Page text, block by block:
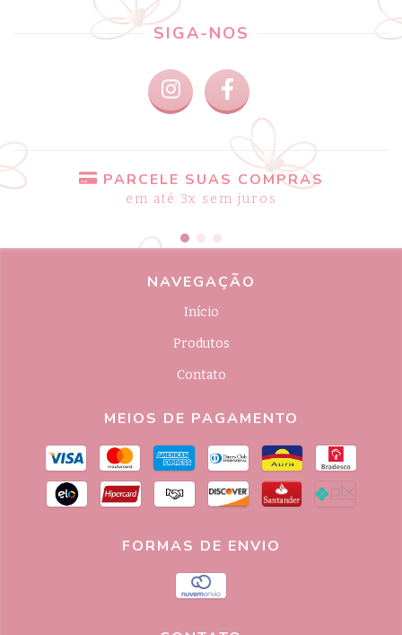
SIGA-NOS
PARCELE SUAS COMPRAS
em até 3x sem juros
NAVEGAÇÃO
Início
Produtos
Contato
MEIOS DE PAGAMENTO
FORMAS DE ENVIO